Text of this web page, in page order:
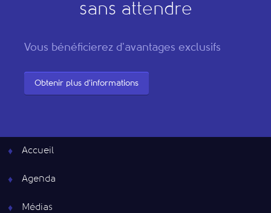
sans attendre
Vous bénéficierez d'avantages exclusifs
Obtenir plus d'informations
Accueil
Agenda
Médias